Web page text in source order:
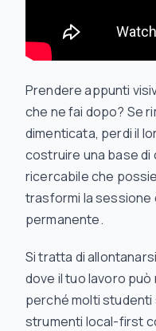
Prendere appunti
che ne fai dopo? Se
dimenticata, perdi il
costruire una base
ricercabile che
trasformi la sessione
permanente.
Si tratta di
dove il tuo lavoro
perché molti
strumenti local-first